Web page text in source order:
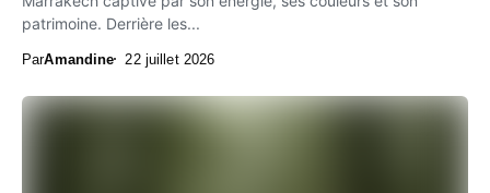
patrimoine. Derrière les...
ParAmandine 22 juillet 2026